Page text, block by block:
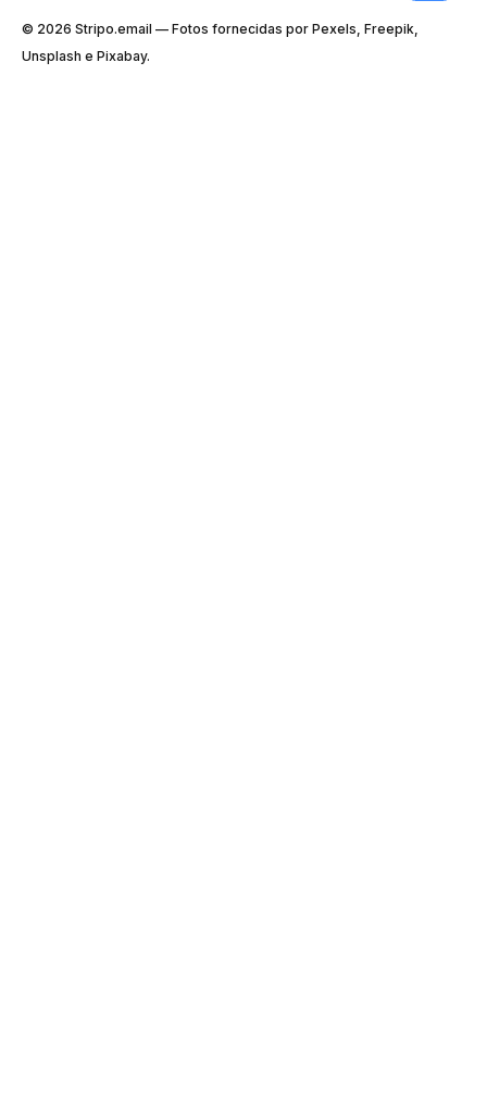
© 2026 Stripо.email — Fotos fornecidas por Pexels, Freepik,
Unsplash e Pixabay.